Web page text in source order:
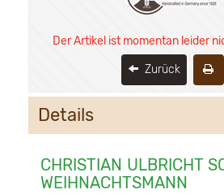
Der Artikel ist momentan leider
Zurück
Details
CHRISTIAN ULBRICHT
WEIHNACHTSMANN